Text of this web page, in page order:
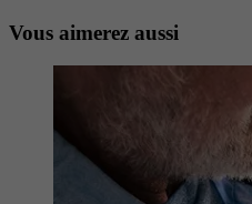
Vous aimerez aussi